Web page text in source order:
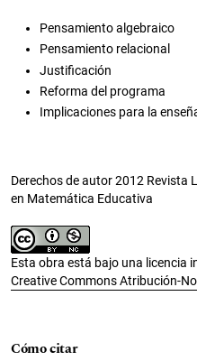
Pensamiento algebraico
Pensamiento relacional
Justificación
Reforma del programa
Implicaciones para la
Derechos de autor 2012 Revista
en Matemática Educativa
Esta obra está bajo una licencia
Creative Commons Atribución-
Cómo citar